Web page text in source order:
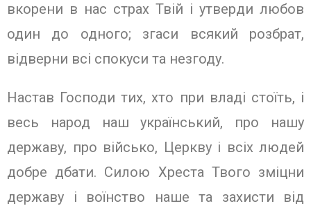
вкорени в нас страх Твій i утверди любов
один до одного; згаси всякий розбрат,
відверни всі спокуси та незгоду.
Настав Господи тих, хто при владі стоїть, і
весь народ наш український, про нашу
державу, про військо, Церкву i всіх людей
добре дбати. Силою Хреста Твого зміцни
державу i воїнство наше та захисти від